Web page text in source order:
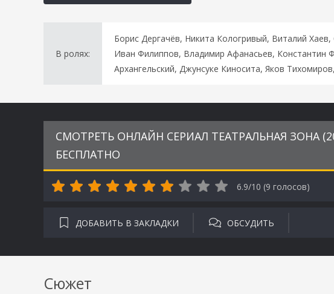
В ролях:
Борис Дергачёв, Никита Кологривый, Виталий
Иван Филиппов, Владимир Афанасьев, Константин
Архангельский, Джунсуке Киносита, Яков
СМОТРЕТЬ ОНЛАЙН СЕРИАЛ ТЕАТРАЛЬНАЯ ЗОНА
БЕСПЛАТНО
6.9/10 (9 голосов)
ДОБАВИТЬ В ЗАКЛАДКИ ОБСУДИТЬ
Сюжет